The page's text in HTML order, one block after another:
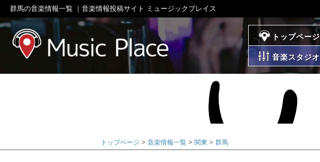
群馬の音楽情報一覧 ｜音楽情報投稿サイト ミュージックプレイス
ミュージックプレイス トップページ
音楽スタジオ
トップページ 音楽情報一覧 関東 群馬